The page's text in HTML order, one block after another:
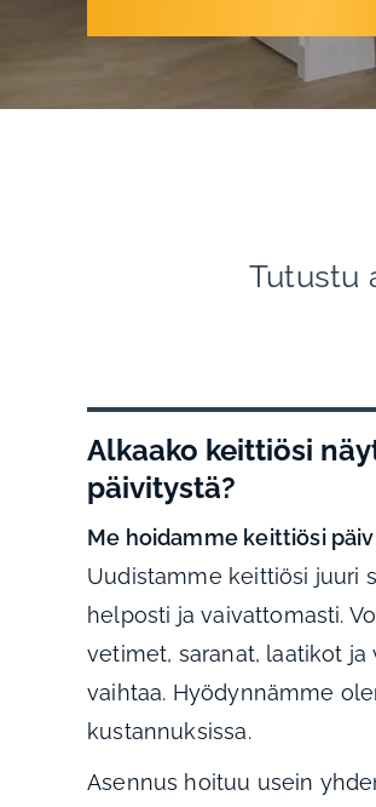
Tutustu
Alkaako keittiösi
päivitystä?
Me hoidamme keittiösi
Uudistamme keittiösi juuri
helposti ja vaivattomasti.
vetimet, saranat, laatikot
vaihtaa. Hyödynnämme
kustannuksissa.
Asennus hoituu usein